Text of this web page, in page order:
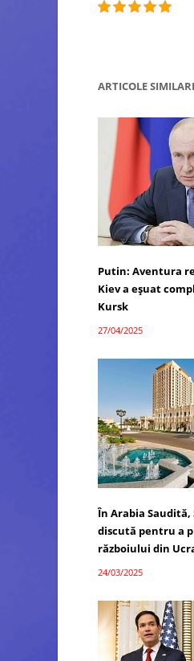
ARTICOLE
Putin: Aventura
Kiev a eșuat
Kursk
27/04/2025
În Arabia Saudită,
discută pentru a
războiului din
24/03/2025